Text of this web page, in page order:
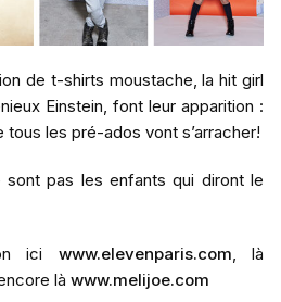
de t-shirts moustache, la hit girl
Einstein, font leur apparition :
les pré-ados vont s’arracher!
pas les enfants qui diront le
ici www.elevenparis.com , là
là www.melijoe.com